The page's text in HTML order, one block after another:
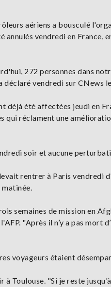
aériens a bousculé
annulés vendredi en France,
272 personnes dans
déclaré vendredi sur CNews
déjà été affectées jeudi en
qui réclament une
soir et aucune
rentrer à Paris vendredi
semaines de mission en
"Après il n’y a pas mort
voyageurs étaient
Toulouse. "Si je reste